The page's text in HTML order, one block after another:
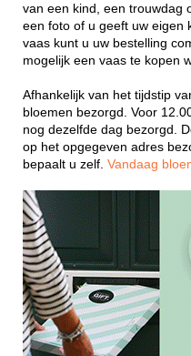
van een kind, een trouwdag
een foto of u geeft uw eigen
vaas kunt u uw bestelling
mogelijk een vaas te kopen
Afhankelijk van het tijdstip
bloemen bezorgd. Voor
nog dezelfde dag bezorgd.
op het opgegeven adres
bepaalt u zelf. Vandaag